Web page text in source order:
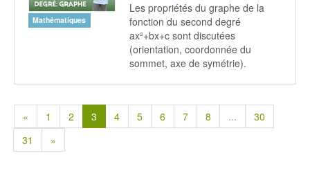
Mathématiques
Les propriétés du graphe de la
fonction du second degré
ax²+bx+c sont discutées
(orientation, coordonnée du
sommet, axe de symétrie).
« 1 2 3 4 5 6 7 8 ...
30
31
»